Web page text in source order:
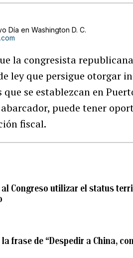
Día en Washington D. C.
la congresista
ley que persigue otorgar
se establezcan en
puede tener
fiscal.
al Congreso utilizar el status
frase de “Despedir a China,